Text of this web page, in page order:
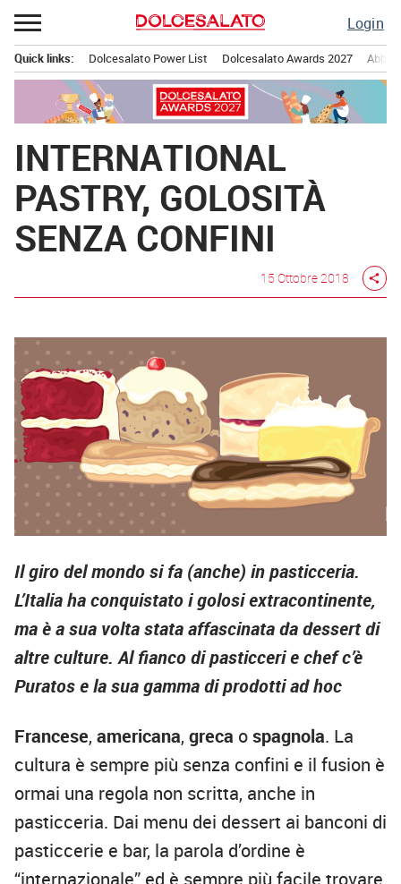
Passa
al
contenuto
Login
principale
Quick links: Dolcesalato Power List Dolcesalato Awards 2027
INTERNATIONAL
PASTRY, GOLOSITÀ
SENZA CONFINI
15 Ottobre 2018 share
Il giro del mondo si fa (anche) in pasticceria.
L’Italia ha conquistato i golosi extracontinente,
ma è a sua volta stata affascinata da dessert di
altre culture. Al fianco di pasticceri e chef c’è
Puratos e la sua gamma di prodotti ad hoc
Francese, americana, greca ospagnola. La
cultura è sempre più senza confini e il fusion è
ormai una regola non scritta, anche in
pasticceria. Dai menu dei dessert ai banconi di
pasticcerie e bar, la parola d’ordine è
“internazionale” ed è sempre più facile trovare,